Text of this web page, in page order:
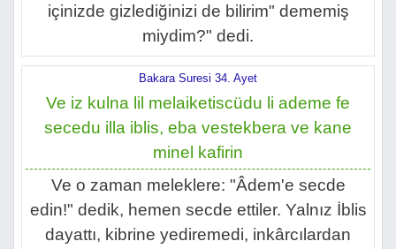
içinizde gizlediğinizi de bilirim" dememiş
miydim?" dedi.
Bakara Suresi 34. Ayet
Ve iz kulna lil melaiketiscüdu li ademe fe
secedu illa iblis, eba vestekbera ve kane
minel kafirin
Ve o zaman meleklere: "Âdem'e secde
edin!" dedik, hemen secde ettiler. Yalnız İblis
dayattı, kibrine yediremedi, inkârcılardan